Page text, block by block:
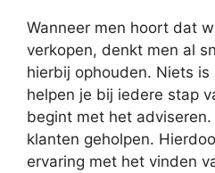
Wanneer men hoort dat
verkopen, denkt men al
hierbij ophouden. Niets is
helpen je bij iedere stap
begint met het
klanten geholpen.
ervaring met het vinden